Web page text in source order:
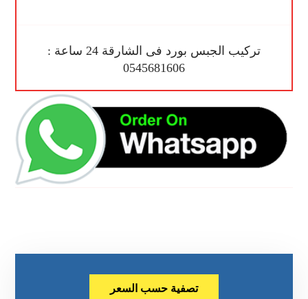
تركيب الجبس بورد فى الشارقة 24 ساعة :
0545681606
تصفية حسب السعر